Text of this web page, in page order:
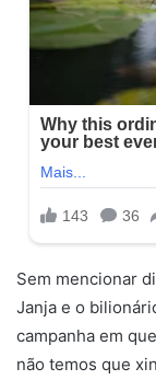
Sem mencionar
Janja e o
campanha em
não temos que